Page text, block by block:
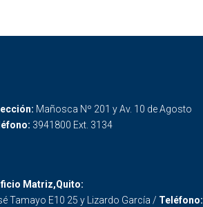
Mañosca Nº 201 y Av. 10 de Agosto
3941800 Ext. 3134
Matriz,Quito:
Tamayo E10 25 y Lizardo García / Teléfono: